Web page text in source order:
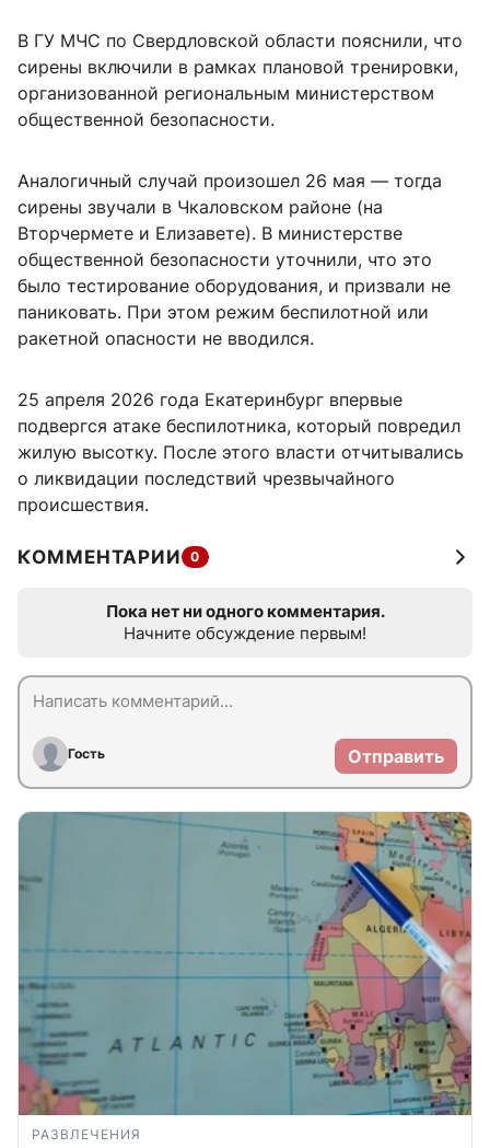
В ГУ МЧС по Свердловской области пояснили, что
сирены включили в рамках плановой тренировки,
организованной региональным министерством
общественной безопасности.
Аналогичный случай произошел 26 мая — тогда
сирены звучали в Чкаловском районе (на
Вторчермете и Елизавете). В министерстве
общественной безопасности уточнили, что это
было тестирование оборудования, и призвали не
паниковать. При этом режим беспилотной или
ракетной опасности не вводился.
25 апреля 2026 года Екатеринбург впервые
подвергся атаке беспилотника, который повредил
жилую высотку. После этого власти отчитывались
о ликвидации последствий чрезвычайного
происшествия.
КОММЕНТАРИИ 0
Пока нет ни одного комментария.
Начните обсуждение первым!
Гость Отправить
РАЗВЛЕЧЕНИЯ